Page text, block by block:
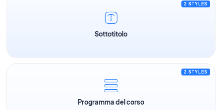
2 STYLES
Sottotitolo
2 STYLES
Programma del corso